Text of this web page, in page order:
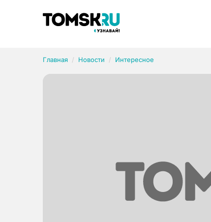
Главная Новости Интересное
Рубрики